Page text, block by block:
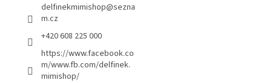
delfinekmimishop@sezna
m.cz
+420 608 225 000
https://www.facebook.co
m/www.fb.com/delfinek.
mimishop/